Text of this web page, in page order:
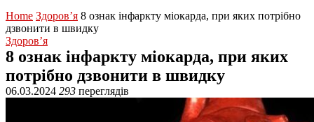
Home Здоров’я 8 ознак інфаркту міокарда, при яких потрібно
дзвонити в швидку
Здоров’я
8 ознак інфаркту міокарда, при яких
потрібно дзвонити в швидку
06.03.2024 293 переглядів